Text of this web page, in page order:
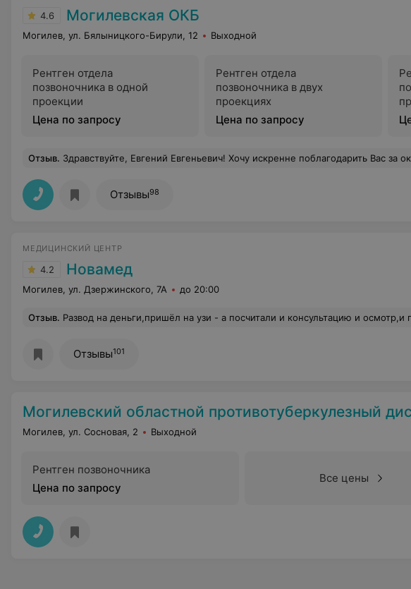
4.6 Могилевская ОКБ
Могилев, ул. Бялыницкого-Бирули, 12 Выходной
Рентген отдела
позвоночника в одной
проекции
Цена по запросу
Рентген отдела
позвоночника в двух
проекциях
Цена по запросу
Отзыв. Здравствуйте, Евгений Евгеньевич! Хочу искренне поблагодарить Вас за оказанное мне высококвалифицированное лечение и внимательное отношение. Благодаря Вашему профессионализму и заботе я смогла почувствовать значительное улучшение и уверенность в выздоровлении. Желаю Вам крепкого здоровья, энергии и дальнейших успехов в Вашем важном деле. Спасибо за Ваш труд и человеческое участие! С уважением, Баньковская
Отзывы98
МЕДИЦИНСКИЙ ЦЕНТР
4.2 Новамед
Могилев, ул. Дзержинского, 7А до 20:00
Отзыв. Развод на деньги,пришёл на узи - а посчитали и консультацию и осмотр,и при этом никто не предупредил об оплате этих услуг.Сумму озвучили в конце приема.Не кому не
Отзывы101
Могилевский областной противотуберкулезный
Могилев, ул. Сосновая, 2 Выходной
Рентген позвоночника
Цена по запросу
Все цены